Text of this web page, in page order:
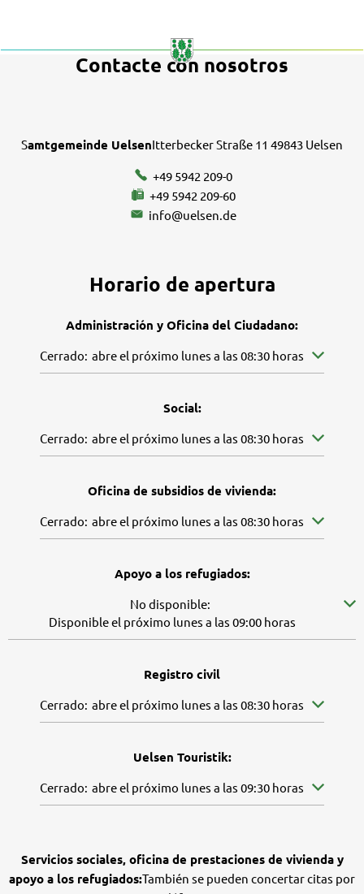
Contacte con nosotros
Samtgemeinde UelsenItterbecker Straße 11 49843 Uelsen
+49 5942 209-0
+49 5942 209-60
info@uelsen.de
Horario de apertura
Administración y Oficina del Ciudadano:
Pulse para ocultar más horarios de apertura o cierre
Cerrado: abre el próximo lunes a las 08:30 horas
Social:
Pulse para ocultar más horarios de apertura o cierre
Cerrado: abre el próximo lunes a las 08:30 horas
Oficina de subsidios de vivienda:
Pulse para ocultar más horarios de apertura o cierre
Cerrado: abre el próximo lunes a las 08:30 horas
Apoyo a los refugiados:
Pulse para ocultar más disponibilidades
No disponible:
Disponible el próximo lunes a las 09:00 horas
Registro civil
Pulse para ocultar más horarios de apertura o cierre
Cerrado: abre el próximo lunes a las 08:30 horas
Uelsen Touristik:
Pulse para ocultar más horarios de apertura o cierre
Cerrado: abre el próximo lunes a las 09:30 horas
Servicios sociales, oficina de prestaciones de vivienda y
apoyo a los refugiados:También se pueden concertar citas por